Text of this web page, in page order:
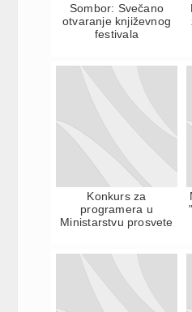
Sombor: Svečano
otvaranje književnog
festivala
Konkurs za
programera u
Ministarstvu prosvete